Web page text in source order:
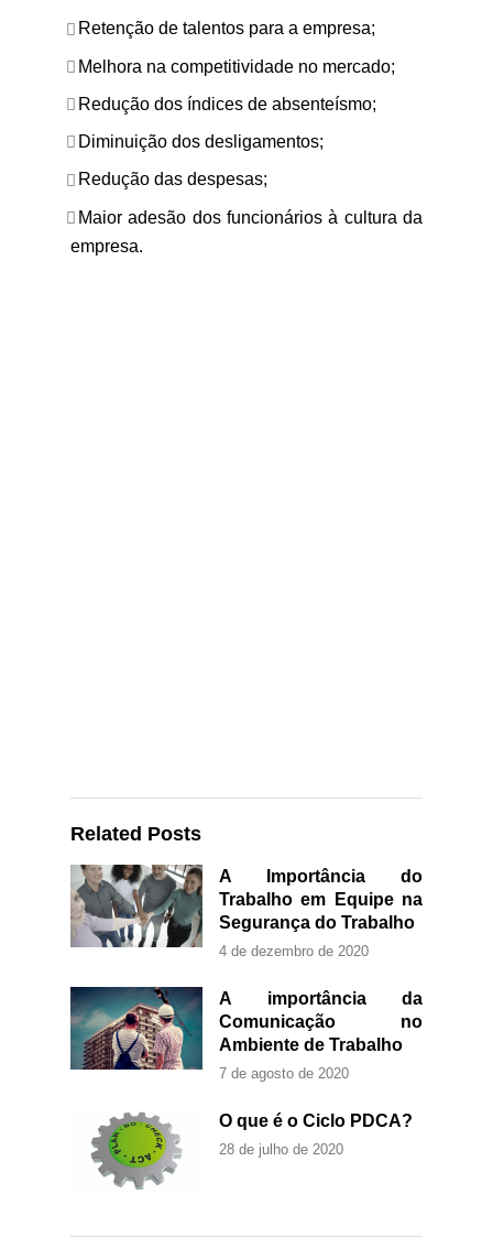
Retenção de talentos para a empresa;
Melhora na competitividade no mercado;
Redução dos índices de absenteísmo;
Diminuição dos desligamentos;
Redução das despesas;
Maior adesão dos funcionários à cultura da
empresa.
Related Posts
A Importância do
Trabalho em Equipe na
Segurança do Trabalho
4 de dezembro de 2020
A importância da
Comunicação no
Ambiente de Trabalho
7 de agosto de 2020
O que é o Ciclo PDCA?
28 de julho de 2020